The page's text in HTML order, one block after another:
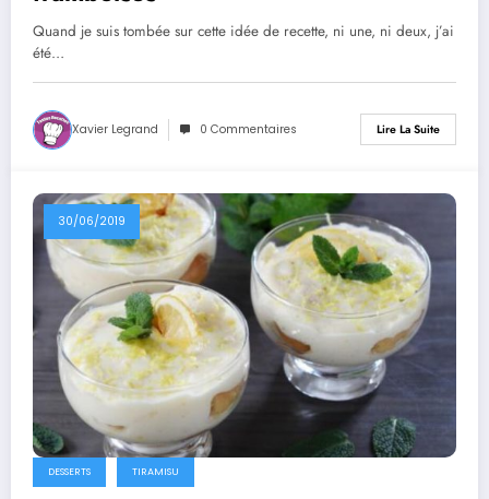
Quand je suis tombée sur cette idée de recette, ni une, ni deux, j’ai
été…
Xavier Legrand 0 Commentaires Lire La Suite
30/06/2019
DESSERTS TIRAMISU